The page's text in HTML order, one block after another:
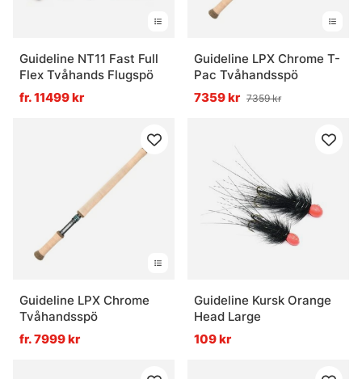
Vad är flugbindningsmaterial?
Vad är vadarbyxor och varför används de?
Guideline NT11 Fast Full
Flex Tvåhands Flugspö
fr. 11499 kr
Guideline LPX Chrome T-
Pac Tvåhandsspö
7359 kr 7359 kr
Guideline LPX Chrome
Tvåhandsspö
fr. 7999 kr
Guideline Kursk Orange
Head Large
109 kr